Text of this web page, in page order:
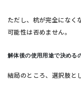
ただし、杭が完全になく
可能性は否めません。
解体後の使用用途で決める
結局のところ、選択肢と